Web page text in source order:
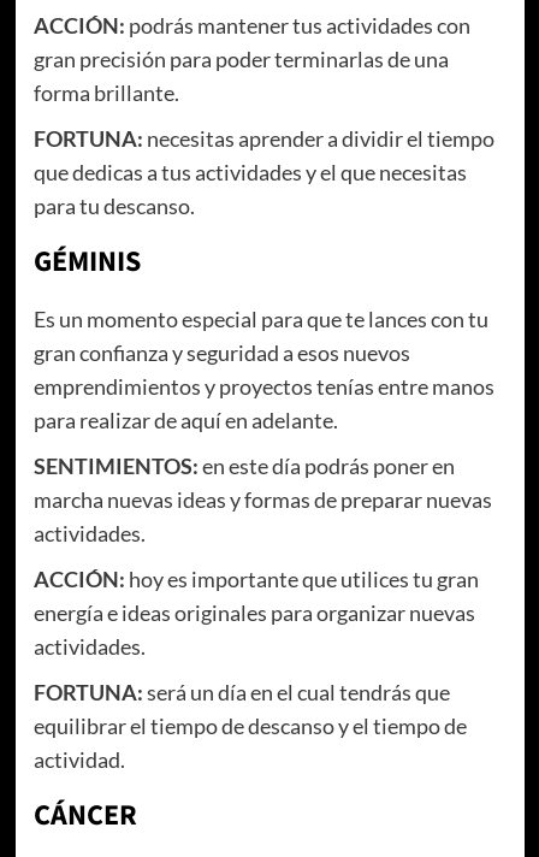
ACCIÓN: podrás mantener tus actividades con
gran precisión para poder terminarlas de una
forma brillante.
FORTUNA: necesitas aprender a dividir el tiempo
que dedicas a tus actividades y el que necesitas
para tu descanso.
GÉMINIS
Es un momento especial para que te lances con tu
gran confianza y seguridad a esos nuevos
emprendimientos y proyectos tenías entre manos
para realizar de aquí en adelante.
SENTIMIENTOS:en este día podrás poner en
marcha nuevas ideas y formas de preparar nuevas
actividades.
ACCIÓN: hoy es importante que utilices tu gran
energía e ideas originales para organizar nuevas
actividades.
FORTUNA:será un día en el cual tendrás que
equilibrar el tiempo de descanso y el tiempo de
actividad.
CÁNCER